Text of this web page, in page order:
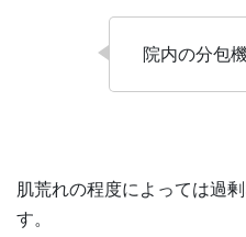
院内の分包
肌荒れの程度によっては過
す。